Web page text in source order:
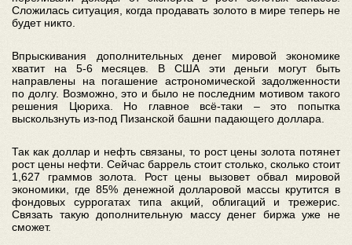
Сложилась ситуация, когда продавать золото в мире теперь не
будет никто.
Впрыскивания дополнительных денег мировой экономике
хватит на 5-6 месяцев. В США эти деньги могут быть
направлены на погашение астрономической задолженности
по долгу. Возможно, это и было не последним мотивом такого
решения Цюриха. Но главное всё-таки – это попытка
выскользнуть из-под Пизанской башни падающего доллара.
Так как доллар и нефть связаны, то рост цены золота потянет
рост цены нефти. Сейчас баррель стоит столько, сколько стоит
1,627 граммов золота. Рост цены вызовет обвал мировой
экономики, где 85% денежной долларовой массы крутится в
фондовых суррогатах типа акций, облигаций и трежерис.
Связать такую дополнительную массу денег биржа уже не
сможет.